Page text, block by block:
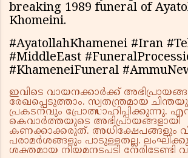
breaking 1989 funeral of
Khomeini.
#AyatollahKhamenei #Iran
#MiddleEast
#KhameneiFuneral
ഇവിടെ വായനക്കാർക്ക്
രേഖപ്പെടുത്താം. സ്വതന്ത്രമായ
പ്രകടനവും പ്രോത്സാഹിപ്പിക്കുന്നു.
കെവാർത്തയുടെ അഭിപ്രായങ്ങളായി
കണക്കാക്കരുത്. അധിക്ഷേപങ്ങളും
പരാമർശങ്ങളും പാടുള്ളതല്ല.
ശക്തമായ നിയമനടപടി നേരിടേണ്ടി